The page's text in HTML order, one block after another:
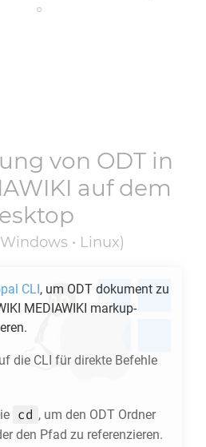
von ODTin
auf dem
• Linux)
CLI, um ODT dokument zu
MEDIAWIKI markup-
die CLI für direkte Befehle
cd , um den ODT Ordner
den Pfad zu referenzieren.